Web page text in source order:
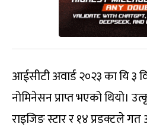
आईसीटी अवार्ड २०२३ का यि ३
नोमिनेसन प्राप्त भएको थियो।
राइजिङ स्टार र १४ प्रडक्टले